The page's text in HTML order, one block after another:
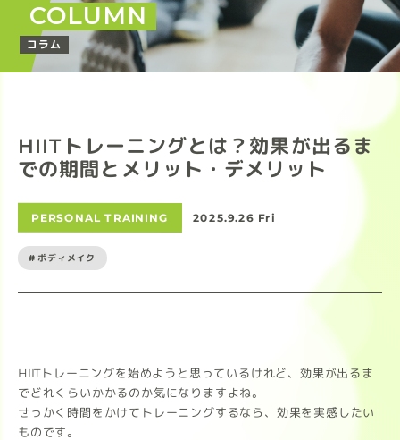
COLUMN
コラム
HIITトレーニングとは？効果が出るま
での期間とメリット・デメリット
PERSONAL TRAINING 2025.9.26 Fri
#ボディメイク
HIITトレーニングを始めようと思っているけれど、効果が出るま
でどれくらいかかるのか気になりますよね。
せっかく時間をかけてトレーニングするなら、効果を実感したい
ものです。